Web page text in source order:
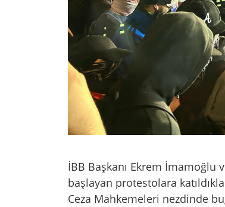
İBB Başkanı Ekrem İmamoğlu
başlayan protestolara
Ceza Mahkemeleri nezdinde